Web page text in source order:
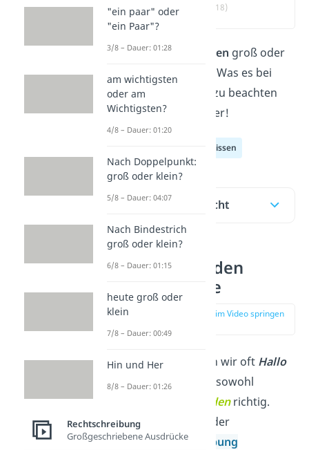
(00:18)
WirdHallo ihr beiden groß oder
klein geschrieben? Was es bei
dieser Begrüßung zu beachten
gibt, erfährst du hier!
Deutsch Allgemeinwissen
Inhaltsübersicht
Hallo ihr beiden
Schreibweise
zur Stelle im Video springen
In der Anrede lesen wir oft Hallo
ihr beiden.
Hier ist sowohl
beiden richtig.
Aber Vorsicht: bei der
Groß-/Kleinschreibung
"ein paar" oder
"ein Paar"?
3/8 – Dauer: 01:28
am wichtigsten
oder am
Wichtigsten?
4/8 – Dauer: 01:20
Nach Doppelpunkt:
groß oder klein?
5/8 – Dauer: 04:07
Nach Bindestrich
groß oder klein?
6/8 – Dauer: 01:15
heute groß oder
klein
7/8 – Dauer: 00:49
Hin und Her
8/8 – Dauer: 01:26
Rechtschreibung
Großgeschriebene Ausdrücke